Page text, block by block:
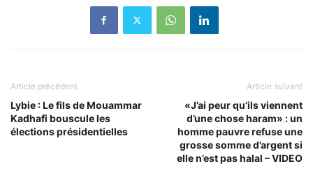
Article précédent
Lybie : Le fils de Mouammar
Kadhafi bouscule les
élections présidentielles
Article suivant
«J’ai peur qu’ils viennent
d’une chose haram» : un
homme pauvre refuse une
grosse somme d’argent si
elle n’est pas halal – VIDEO